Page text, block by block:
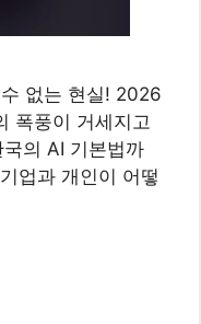
는 현실! 2026
폭풍이 거세지고
의 AI 기본법까
업과 개인이 어떻